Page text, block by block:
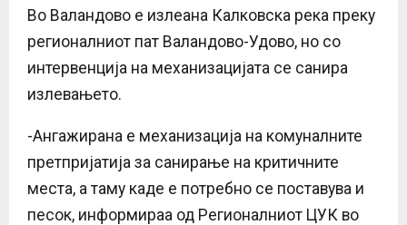
Во Валандово е излеана Калковска река преку
регионалниот пат Валандово-Удово, но со
интервенција на механизацијата се санира
излевањето.
-Ангажирана е механизација на комуналните
претпријатија за санирање на критичните
места, а таму каде е потребно се поставува и
песок, информираа од Регионалниот ЦУК во